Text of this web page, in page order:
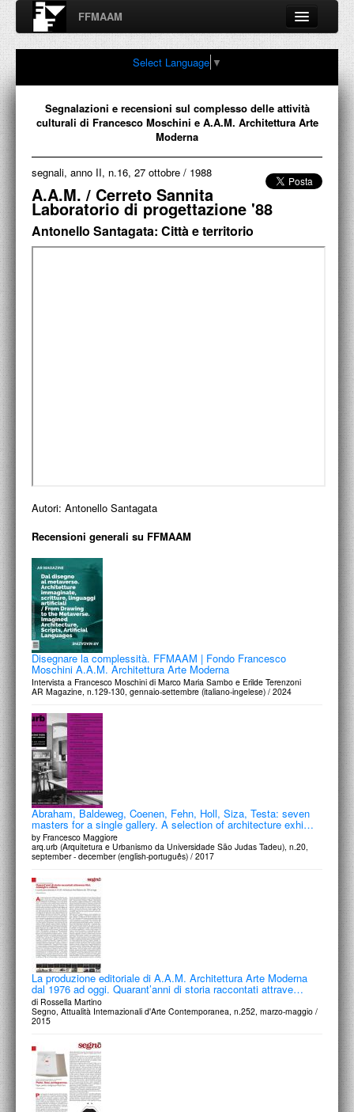
FFMAAM
Fondo Francesco Moschini
A.A.M. Architettura Arte Moderna
Percorsi, nodi, sconfinamenti e contaminazioni tra Arte,
FFMAAM
FRANCESCO MOSCHINI
PUBBLICAZIONI
MOSTRE
ARTISTI
DUETTI / DUELLI
LABORATORI DI PROGETTAZIONE
PROGETTI D'OPERA
PROGETTI CULTURALI
PROGETTO T.E.S.I.
Select Language ▼
Segnalazioni e recensioni sul complesso delle attività
culturali di Francesco Moschini e A.A.M. Architettura Arte
Moderna
segnali, anno II, n.16, 27 ottobre / 1988
A.A.M. / Cerreto Sannita
Laboratorio di progettazione '88
Antonello Santagata: Città e territorio
Autori: Antonello Santagata
Recensioni generali su FFMAAM
Disegnare la complessità. FFMAAM | Fondo Francesco
Moschini A.A.M. Architettura Arte Moderna
Intervista a Francesco Moschini di Marco Maria Sambo e Erilde Terenzoni
AR Magazine, n.129-130, gennaio-settembre (italiano-ingelese) / 2024
Abraham, Baldeweg, Coenen, Fehn, Holl, Siza, Testa: seven
masters for a single gallery. A selection of architecture exhi…
by Francesco Maggiore
arq.urb (Arquitetura e Urbanismo da Universidade São Judas Tadeu), n.20,
september - december (english-português) / 2017
La produzione editoriale di A.A.M. Architettura Arte Moderna
dal 1976 ad oggi. Quarant’anni di storia raccontati attrave…
di Rossella Martino
Segno, Attualità Internazionali d'Arte Contemporanea, n.252, marzo-maggio /
2015